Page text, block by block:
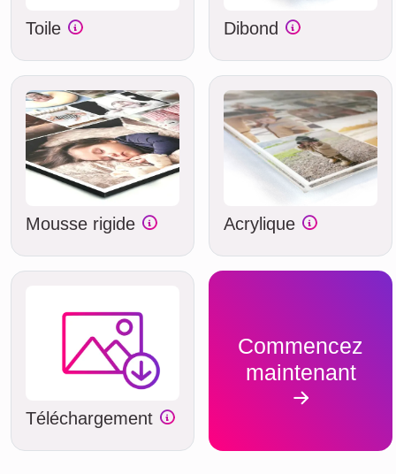
Toile Dibond
Mousse rigide Acrylique
Téléchargement
Commencez
maintenant